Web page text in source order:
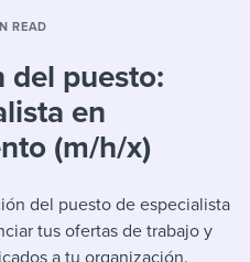
WITH...
candidates
& Guides
templates
LEARN ABOUT...customer stories
READ
del puesto:
en
(m/h/x)
del puesto de especialista
tus ofertas de trabajo y
a tu organización.